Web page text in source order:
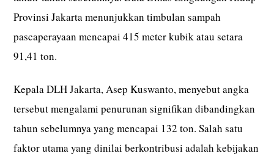
Provinsi Jakarta menunjukkan timbulan sampah
pascaperayaan mencapai 415 meter kubik atau setara
91,41 ton.
Kepala DLH Jakarta, Asep Kuswanto, menyebut angka
tersebut mengalami penurunan signifikan dibandingkan
tahun sebelumnya yang mencapai 132 ton. Salah satu
faktor utama yang dinilai berkontribusi adalah kebijakan